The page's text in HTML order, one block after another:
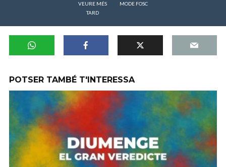
VEURE MÉS
TARD
MODE FOSC
POTSER TAMBÉ T'INTERESSA